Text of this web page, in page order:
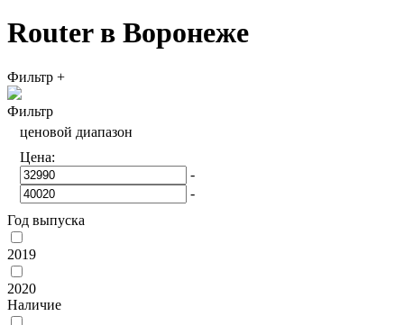
Router в Воронеже
Фильтр +
Фильтр
ценовой диапазон
Цена:
-
-
Год выпуска
2019
2020
Наличие